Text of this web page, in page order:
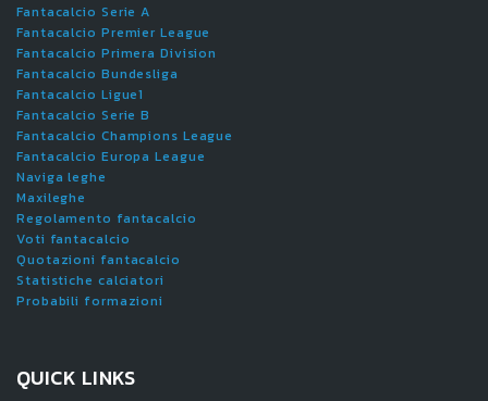
Fantacalcio Serie A
Fantacalcio Premier League
Fantacalcio Primera Division
Fantacalcio Bundesliga
Fantacalcio Ligue1
Fantacalcio Serie B
Fantacalcio Champions League
Fantacalcio Europa League
Naviga leghe
Maxileghe
Regolamento fantacalcio
Voti fantacalcio
Quotazioni fantacalcio
Statistiche calciatori
Probabili formazioni
QUICK LINKS